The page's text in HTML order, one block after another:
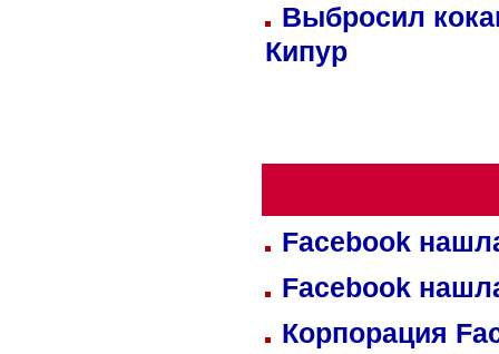
Выбросил
Кипур
Facebook
Facebook
Корпорация